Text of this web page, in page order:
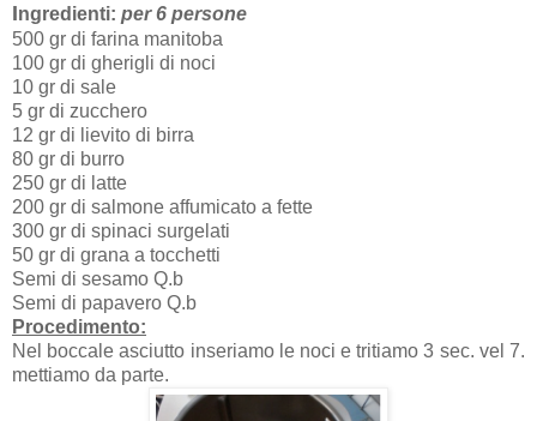
Ingredienti: per 6 persone
500 gr di farina manitoba
100 gr di gherigli di noci
10 gr di sale
5 gr di zucchero
12 gr di lievito di birra
80 gr di burro
250 gr di latte
200 gr di salmone affumicato a fette
300 gr di spinaci surgelati
50 gr di grana a tocchetti
Semi di sesamo Q.b
Semi di papavero Q.b
Procedimento:
Nel boccale asciutto inseriamo le noci e tritiamo 3 sec. vel 7.
mettiamo da parte.